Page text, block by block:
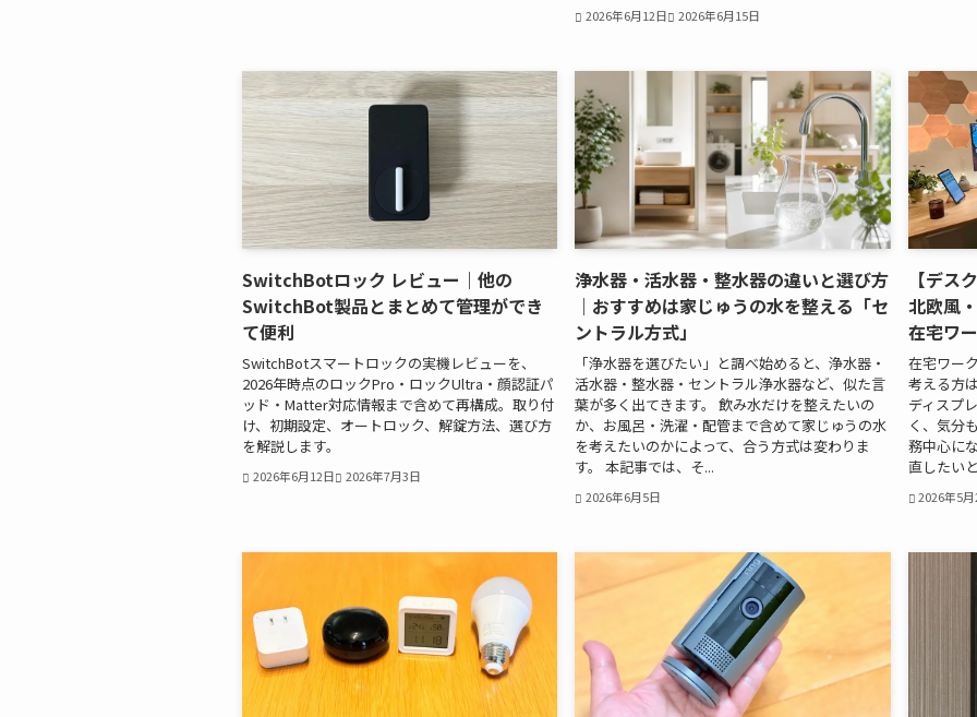
2026年6月12日 2026年6月15日
SwitchBotロック レビュー｜他の
SwitchBot製品とまとめて管理ができ
て便利
SwitchBotスマートロックの実機レビューを、
2026年時点のロックPro・ロックUltra・顔認証パ
ッド・Matter対応情報まで含めて再構成。取り付
け、初期設定、オートロック、解錠方法、選び方
を解説します。
2026年6月12日 2026年7月3日
浄水器・活水器・整水器の違いと選び方
｜おすすめは家じゅうの水を整える「セ
ントラル方式」
「浄水器を選びたい」と調べ始めると、浄水器・
活水器・整水器・セントラル浄水器など、似た言
葉が多く出てきます。 飲み水だけを整えたいの
か、お風呂・洗濯・配管まで含めて家じゅうの水
を考えたいのかによって、合う方式は変わりま
す。 本記事では、そ...
2026年6月5日
【デス
北欧風
在宅ワ
在宅ワー
考える方
ディスプ
く、気分
務中心に
直したい
2026年5